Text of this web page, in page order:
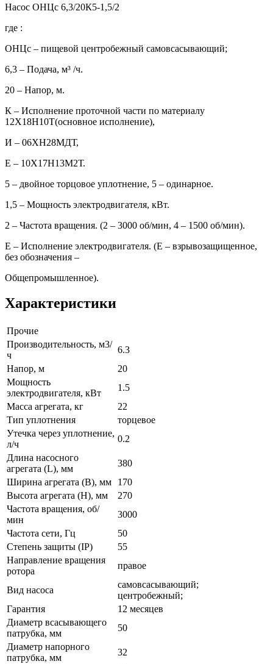
Насос ОНЦс 6,3/20К5-1,5/2
где :
ОНЦс – пищевой центробежный самовсасывающий;
6,3 – Подача, м³ /ч.
20 – Напор, м.
К – Исполнение проточной части по материалу
12Х18Н10Т(основное исполнение),
И – 06ХН28МДТ,
Е – 10Х17Н13М2Т.
5 – двойное торцовое уплотнение, 5 – одинарное.
1,5 – Мощность электродвигателя, кВт.
2 – Частота вращения. (2 – 3000 об/мин, 4 – 1500 об/мин).
Е – Исполнение электродвигателя. (Е – взрывозащищенное,
без обозначения –
Общепромышленное).
Характеристики
Прочие
Производительность, м3/
ч
6.3
Напор, м
20
Мощность
электродвигателя, кВт
1.5
Масса агрегата, кг
22
Тип уплотнения
торцевое
Утечка через уплотнение,
л/ч
0.2
Длина насосного
агрегата (L), мм
380
Ширина агрегата (B), мм
170
Высота агрегата (H), мм
270
Частота вращения, об/
мин
3000
Частота сети, Гц
50
Степень защиты (IP)
55
Направление вращения
ротора
правое
Вид насоса
самовсасывающий;
центробежный;
Гарантия
12 месяцев
Диаметр всасывающего
патрубка, мм
50
Диаметр напорного
патрубка, мм
32